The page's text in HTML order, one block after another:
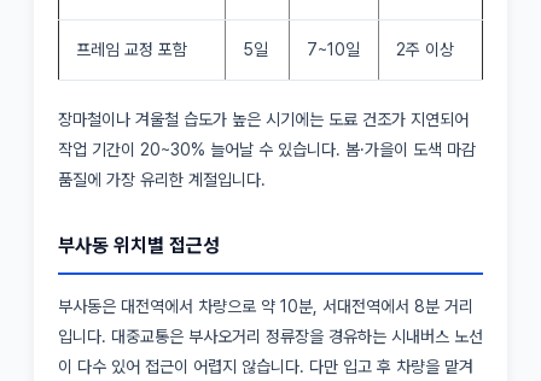
프레임 교정 포함 5일 7~10일 2주 이상
장마철이나 겨울철 습도가 높은 시기에는 도료 건조가 지연되어
작업 기간이 20~30% 늘어날 수 있습니다. 봄·가을이 도색 마감
품질에 가장 유리한 계절입니다.
부사동 위치별 접근성
부사동은 대전역에서 차량으로 약 10분, 서대전역에서 8분 거리
입니다. 대중교통은 부사오거리 정류장을 경유하는 시내버스 노선
이 다수 있어 접근이 어렵지 않습니다. 다만 입고 후 차량을 맡겨